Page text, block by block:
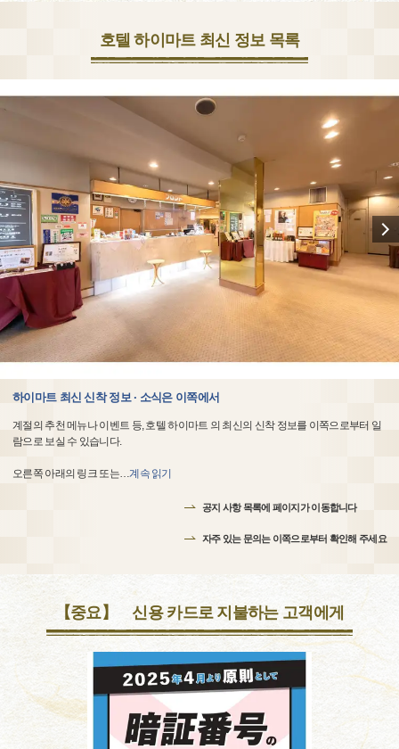
호텔 하이마트 최신 정보 목록
하이마트 최신 신착 정보 · 소식은 이쪽에서
계절의 추천 메뉴나 이벤트 등, 호텔 하이마트 의 최신의 신착 정보를 이쪽으로부터 일
람으로 보실 수 있습니다.
오른쪽 아래의 링크 또는…계속 읽기
공지 사항 목록에 페이지가 이동합니다
자주 있는 문의는 이쪽으로부터 확인해 주세요
【중요】 신용 카드로 지불하는 고객에게